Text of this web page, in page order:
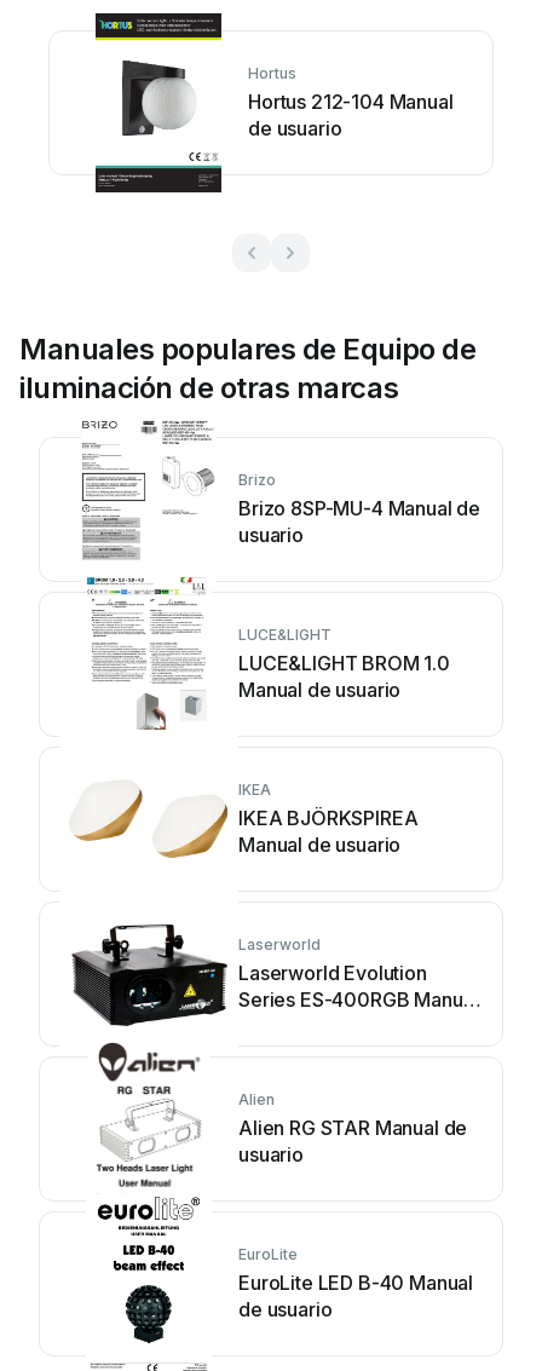
Hortus
Hortus 212-104 Manual
de usuario
Manuales populares de Equipo de
iluminación de otras marcas
Brizo
Brizo 8SP-MU-4 Manual de
usuario
LUCE&LIGHT
LUCE&LIGHT BROM 1.0
Manual de usuario
IKEA
IKEA BJÖRKSPIREA
Manual de usuario
Laserworld
Laserworld Evolution
Series ES-400RGB Manual
Alien
Alien RG STAR Manual de
usuario
EuroLite
EuroLite LED B-40 Manual
de usuario